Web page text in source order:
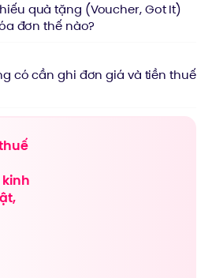
quà tặng (Voucher, Got It)
đơn thế nào?
có cần ghi đơn giá và tiền thuế